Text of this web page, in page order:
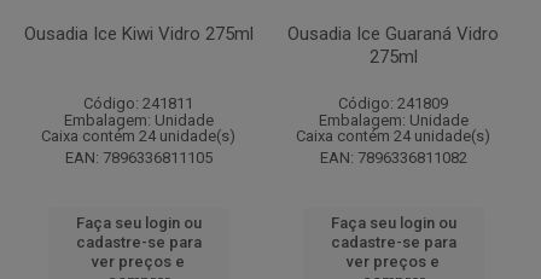
Ousadia Ice Kiwi Vidro 275ml
Código: 241811
Embalagem: Unidade
Caixa contém 24 unidade(s)
EAN: 7896336811105
Faça seu login ou
cadastre-se para
ver preços e
Ousadia Ice Guaraná Vidro
275ml
Código: 241809
Embalagem: Unidade
Caixa contém 24 unidade(s)
EAN: 7896336811082
Faça seu login ou
cadastre-se para
ver preços e